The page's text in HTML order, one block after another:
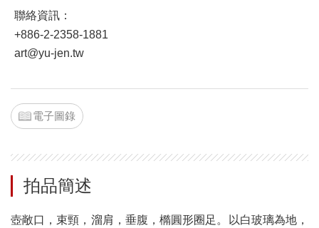
聯絡資訊：
+886-2-2358-1881
art@yu-jen.tw
電子圖錄
拍品簡述
壺敞口，束頸，溜肩，垂腹，橢圓形圈足。以白玻璃為地，